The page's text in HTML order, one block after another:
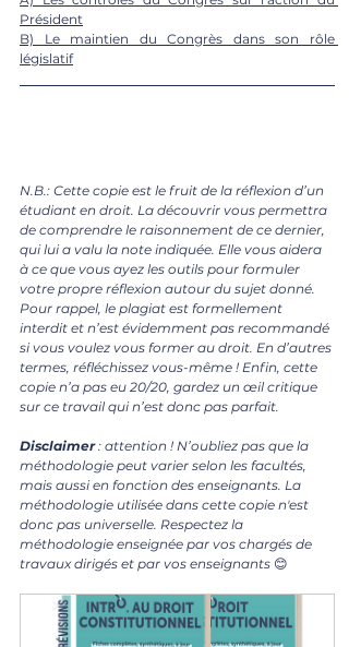
Président
B) Le maintien du Congrès dans son rôle
législatif
N.B.: Cette copie est le fruit de la réflexion d’un
étudiant en droit. La découvrir vous permettra
de comprendre le raisonnement de ce dernier,
qui lui a valu la note indiquée. Elle vous aidera
à ce que vous ayez les outils pour formuler
votre propre réflexion autour du sujet donné.
Pour rappel, le plagiat est formellement
interdit et n’est évidemment pas recommandé
si vous voulez vous former au droit. En d’autres
termes, réfléchissez vous-même ! Enfin, cette
copie n’a pas eu 20/20, gardez un œil critique
sur ce travail qui n’est donc pas parfait.
Disclaimer : attention ! N’oubliez pas que la
méthodologie peut varier selon les facultés,
mais aussi en fonction des enseignants. La
méthodologie utilisée dans cette copie n'est
donc pas universelle. Respectez la
méthodologie enseignée par vos chargés de
travaux dirigés et par vos enseignants 😊